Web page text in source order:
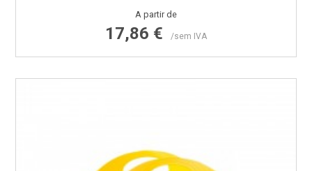
Preço
A partir de
17,86 € /sem IVA